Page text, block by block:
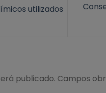
utilizados
publicado. Campos